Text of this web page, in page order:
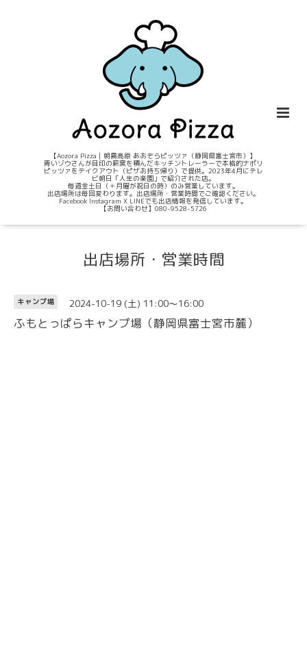
【Aozora Pizza｜朝霧高原 あおぞらピッツァ（静岡県富士宮市）】
青いゾウさんが目印の薪窯を積んだキッチントレーラーで本格的ナポリ
ピッツァをテイクアウト（ピザお持ち帰り）で提供。2023年4月にテレ
ビ朝日「人生の楽園」で紹介された店。
毎週金土日（＋月曜が祝日の時）のみ営業しています。
出店場所は毎回変わります。出店場所・営業時間でご確認ください。
Facebook Instagram X LINEでも出店情報を発信しています。
【お問い合わせ】080-9528-5726
出店場所・営業時間
キャンプ場 2024-10-19 (土) 11:00～16:00
ふもとっぱらキャンプ場（静岡県富士宮市麓）